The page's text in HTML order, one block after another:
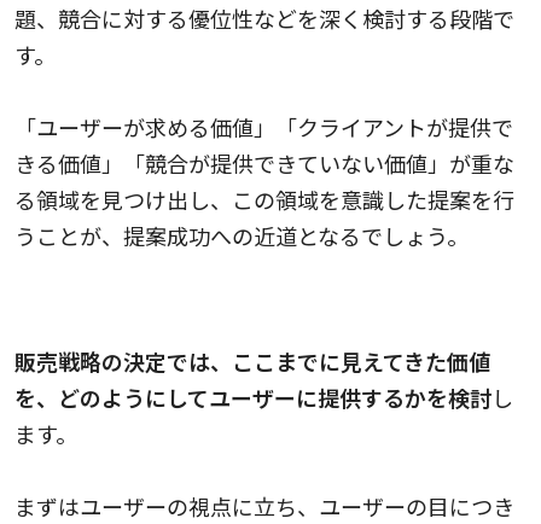
題、競合に対する優位性などを深く検討する段階で
す。
「ユーザーが求める価値」「クライアントが提供で
きる価値」「競合が提供できていない価値」が重な
る領域を見つけ出し、この領域を意識した提案を行
うことが、提案成功への近道となるでしょう。
販売戦略の決定では、ここまでに見えてきた価値
を、どのようにしてユーザーに提供するかを検討し
ます。
まずはユーザーの視点に立ち、ユーザーの目につき